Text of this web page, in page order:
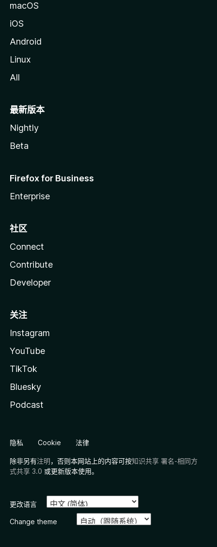
macOS
iOS
Android
Linux
All
最新版本
Nightly
Beta
Firefox for Business
Enterprise
社区
Connect
Contribute
Developer
关注
Instagram
YouTube
TikTok
Bluesky
Podcast
隐私 Cookie 法律
除非另有注明，否则本网站上的内容可按知识共享 署名-相同方
式共享 3.0 或更新版本使用。
更改语言
Change theme